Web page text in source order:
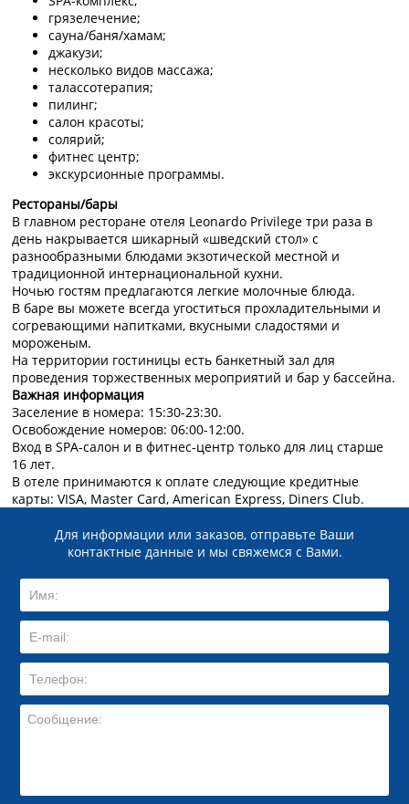
грязелечение;
сауна/баня/хамам;
джакузи;
несколько видов массажа;
талассотерапия;
пилинг;
салон красоты;
солярий;
фитнес центр;
экскурсионные программы.
Рестораны/бары
В главном ресторане отеля Leonardo Privilege три раза в
день накрывается шикарный «шведский стол» с
разнообразными блюдами экзотической местной и
традиционной интернациональной кухни.
Ночью гостям предлагаются легкие молочные блюда.
В баре вы можете всегда угоститься прохладительными и
согревающими напитками, вкусными сладостями и
мороженым.
На территории гостиницы есть банкетный зал для
проведения торжественных мероприятий и бар у бассейна.
Важная информация
Заселение в номера: 15:30-23:30.
Освобождение номеров: 06:00-12:00.
Вход в SPA-салон и в фитнес-центр только для лиц старше
16 лет.
В отеле принимаются к оплате следующие кредитные
карты: VISA, Master Card, American Express, Diners Club.
Для информации или заказов, отправьте Ваши
контактные данные и мы свяжемся с Вами.